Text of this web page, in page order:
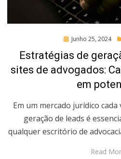
Posted
Junho 25, 2024
Estratégias de
sites de advogados:
em
Em um mercado jurídico
geração de leads é
qualquer escritório de
Read